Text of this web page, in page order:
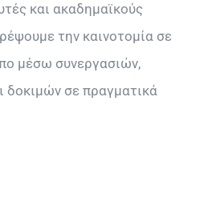
και ακαδημαϊκούς
την καινοτομία σε
μέσω συνεργασιών,
δοκιμών σε πραγματικά